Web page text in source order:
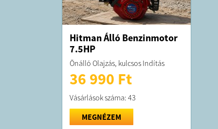
Hitman Álló Benzinmotor
7.5HP
Önálló Olajzás, kulcsos Indítás
36 990 Ft
Vásárlások száma: 43
MEGNÉZEM